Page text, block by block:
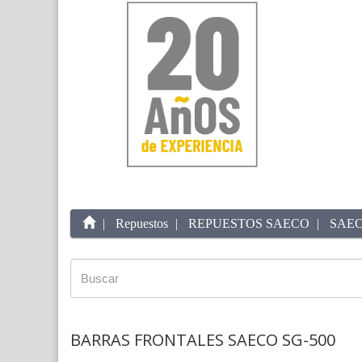
Repuestos REPUESTOS SAECO
BARRAS FRONTALES SAECO SG-500